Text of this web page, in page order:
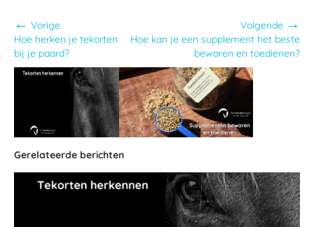
← Vorige
Hoe herken je tekorten
bij je paard?
Volgende →
Hoe kan je een supplement het beste
bewaren en toedienen?
Gerelateerde berichten